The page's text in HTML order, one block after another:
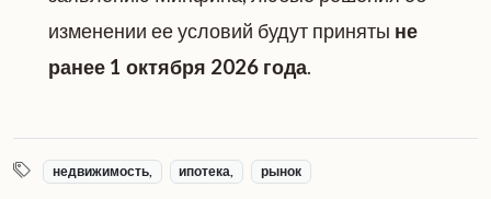
изменении ее условий будут приняты не
ранее 1 октября 2026 года.
недвижимость, ипотека, рынок